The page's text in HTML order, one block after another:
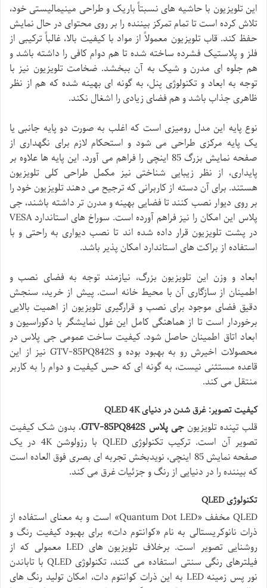
این تلویزیون با حاشیه های نسبتاً باریک و طراحی مینیمالیستی خود،
تلاش کرده است تا تمام تمرکز بیننده را بر روی محتوای در حال نمایش
حفظ کند. قاب تلویزیون معمولاً از مواد با کیفیت بالا، غالباً ترکیبی از
فلز و پلاستیک فشرده ساخته شده تا هم دوام کافی را داشته باشد و
هم جلوه ای مدرن و شیک به آن ببخشد. ضخامت تلویزیون نیز با
توجه به ابعاد و تکنولوژی پنل، به گونه ای بهینه شده که هم از نظر
ظاهری جذاب باشد و هم فضای زیادی را اشغال نکند.
نوع پایه این مدل رومیزی است که اغلب به صورت دو پایه جانبی یا
یک پایه مرکزی طراحی می شود و استحکام لازم برای نگهداری از
صفحه نمایش بزرگ 85 اینچی را فراهم می آورد. این پایه ها علاوه بر
پایداری، از نظر زیبایی شناختی نیز مکمل طراحی کلی تلویزیون
هستند. برای آن دسته از کاربرانی که ترجیح می دهند تلویزیون خود را
بر روی دیوار نصب کنند تا فضایی بهینه و مدرن تر داشته باشند، جی
پلاس این امکان را نیز فراهم آورده است. سوراخ های استاندارد VESA
در پشت تلویزیون قرار داده شده اند تا نصب دیواری به راحتی و با
استفاده از براکت های استاندارد امکان پذیر باشد.
ابعاد و وزن این تلویزیون بزرگ، نیازمند توجه به فضای نصب و
اطمینان از سازگاری آن با محیط خانه است. پیش از خرید، سنجش
دقیق فضای موجود برای نصب و قرارگیری تلویزیون از اهمیت بالایی
برخوردار است تا از هماهنگی کامل این غول نمایشگر با دکوراسیون و
ابعاد اتاق اطمینان حاصل شود. کیفیت ساخت عمومی جی پلاس در
محصولات اخیرش رو به بهبود بوده و GTV-85PQ842S نیز از این
قاعده مستثنی نیست، به گونه ای که حس کیفیت و دوام را به کاربر
منتقل می کند.
کیفیت تصویر: غرق شدن در دنیای QLED 4K
قلب تپنده تلویزیونجی پلاس GTV-85PQ842S
، بدون شک کیفیت
تصویر آن است. ترکیب تکنولوژی QLED با رزولوشن 4K در یک
صفحه نمایش 85 اینچی، نویدبخش تجربه ای بصری فوق العاده است
که بیننده را در دنیایی از رنگ و جزئیات غرق می کند.
تکنولوژی QLED
QLED مخفف «Quantum Dot LED» است و به معنای استفاده از
ذرات نانوکریستالی به نام «کوانتوم دات» برای بهبود کیفیت رنگ و
روشنایی تصویر است. برخلاف تلویزیون های LED معمولی که از
فیلترهای رنگی سنتی استفاده می کنند، تکنولوژی QLED با تاباندن
نور پس زمینه LED به این ذرات کوانتوم دات، امکان تولید رنگ های